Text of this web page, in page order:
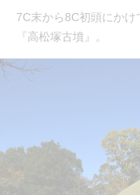
7C末から8C初頭にか
『高松塚古墳』。